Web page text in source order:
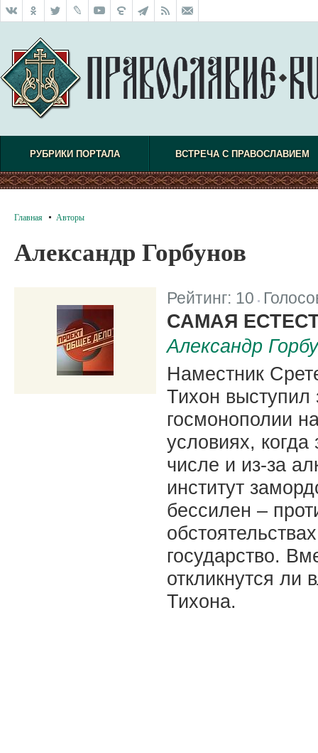
РУБРИКИ ПОРТАЛА ВСТРЕЧА С ПРАВОСЛАВИЕМ
Главная Авторы
Александр Горбунов
Рейтинг: 10
САМАЯ
Александр
Наместник
Тихон выступил
госмонополии
условиях,
числе и из-за
институт
бессилен –
государство.
откликнутся ли
Тихона.